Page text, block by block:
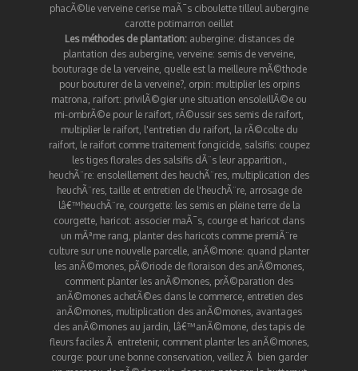
phacÃ©lie verveine cerise maÃ¯s ciboulette tilleul aubergine
carotte potimarron oeillet
Les méthodes de plantation: aubergine: distances de
plantation des aubergine, verveine: semis de verveine,
bouturage de la verveine, quelle est la meilleure mÃ©thode
pour bouturer de la verveine?, orpin: multiplier les orpins
matrona, raifort: privilÃ©gier une situation ensoleillÃ©e ou
mi-ombrÃ©e pour le raifort, rÃ©ussir ses semis de raifort,
multiplier le raifort, l'entretien du raifort, la rÃ©colte du
raifort, le raifort comme traitement fongicide, salsifis: coupez
les tiges florales des salsifis dÃ¨s leur apparition.,
heuchÃ¨re: ensoleillement des heuchÃ¨res, multiplication des
heuchÃ¨res, taille et entretien de l'heuchÃ¨re, arrosage de
lâ€™heuchÃ¨re, courgette: les semis en pleine terre de la
courgette, haricot: associer maÃ¯s, courge et haricot dans
un mÃªme rang, planter des haricots comme premiÃ¨re
culture sur une nouvelle parcelle, anÃ©mone: quand planter
les anÃ©mones, pÃ©riode de floraison des anÃ©mones,
comment planter les anÃ©mones, prÃ©paration des
anÃ©mones achetÃ©es dans le commerce, entretien des
anÃ©mones, multiplication des anÃ©mones, avantages
des anÃ©mones au jardin, lâ€™anÃ©mone, des tapis de
fleurs faciles Ã entretenir, comment planter les anÃ©mones,
courge: pour une bonne conservation, veillez Ã bien garder